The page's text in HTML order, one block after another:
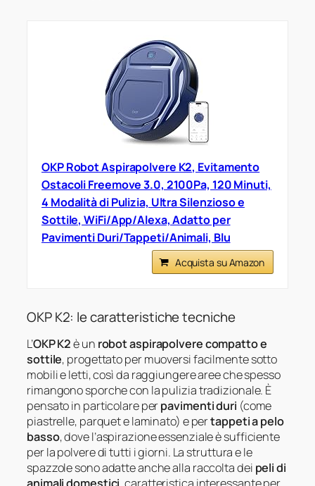
OKP Robot Aspirapolvere K2, Evitamento
Ostacoli Freemove 3.0, 2100Pa, 120 Minuti,
4 Modalità di Pulizia, Ultra Silenzioso e
Sottile, WiFi/App/Alexa, Adatto per
Pavimenti Duri/Tappeti/Animali, Blu
Acquista su Amazon
OKP K2: le caratteristiche tecniche
L’OKP K2è un robot aspirapolvere compatto e
sottile, progettato per muoversi facilmente sotto
mobili e letti, così da raggiungere aree che spesso
rimangono sporche con la pulizia tradizionale. È
pensato in particolare perpavimenti duri (come
piastrelle, parquet e laminato) e pertappeti a pelo
basso, dove l’aspirazione essenziale è sufficiente
per la polvere di tutti i giorni. La struttura e le
spazzole sono adatte anche alla raccolta dei peli di